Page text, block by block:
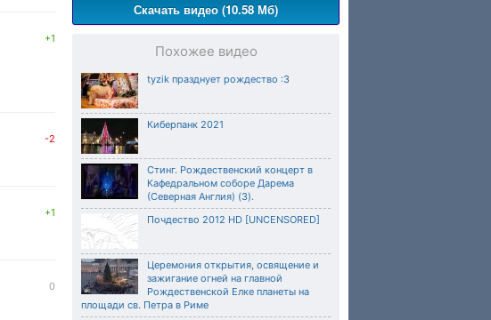
Скачать видео (10.58 Мб)
Похожее видео
tyzik празднует рождество :3
Киберпанк 2021
Стинг. Рождественский концерт в
Кафедральном соборе Дарема
(Северная Англия) (3).
Почдество 2012 HD [UNCENSORED]
Церемония открытия, освящение и
зажигание огней на главной
Рождественской Елке планеты на
площади св. Петра в Риме
+1
-2
+1
0